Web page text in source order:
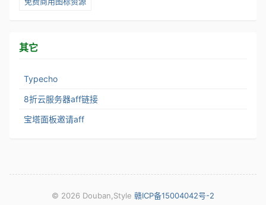
其它
Typecho
8折云服务器aff链接
宝塔面板邀请aff
© 2026 Douban,Style 赣ICP备15004042号-2